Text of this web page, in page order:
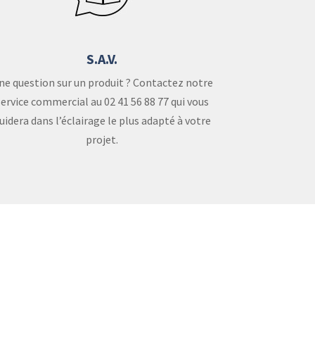
S.A.V.
question sur un produit ? Contactez notre
commercial au 02 41 56 88 77 qui vous
dans l’éclairage le plus adapté à votre
projet.